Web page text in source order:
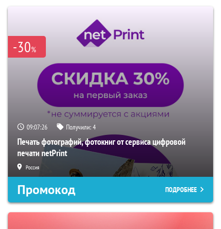
-30%
09:07:25 Получили:4
Печать фотографий, фотокниг от сервиса цифровой
печати netPrint
Россия
Промокод ПОДРОБНЕЕ